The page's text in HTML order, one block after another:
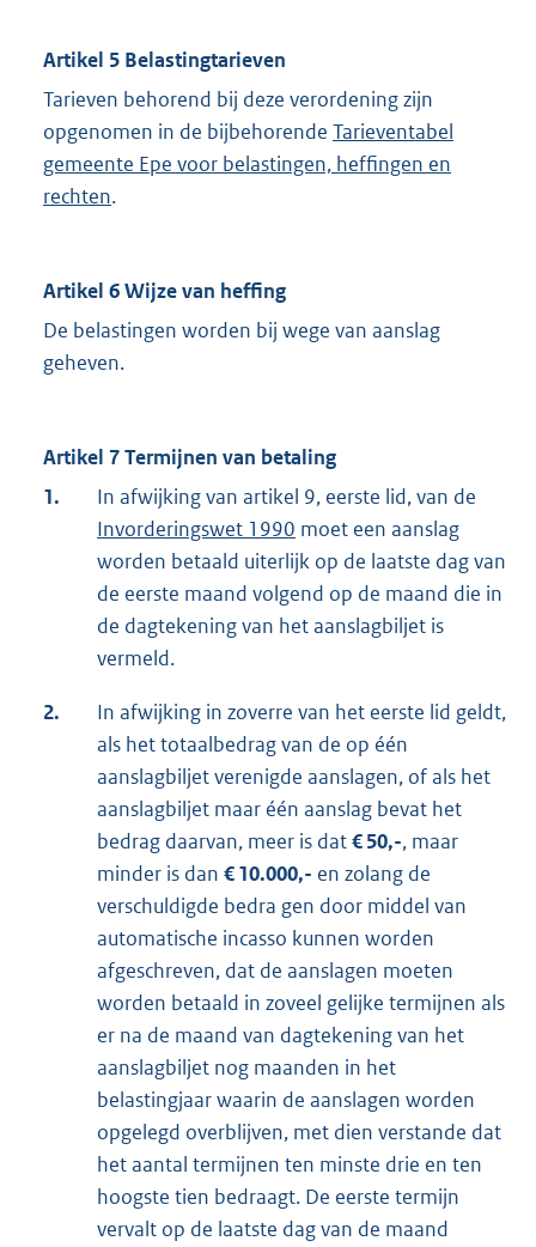
Artikel 5 Belastingtarieven
Tarieven behorend bij deze verordening zijn
opgenomen in de bijbehorende Tarieventabel
gemeente Epe voor belastingen, heffingen en
rechten.
Artikel 6 Wijze van heffing
De belastingen worden bij wege van aanslag
geheven.
Artikel 7 Termijnen van betaling
1.
In afwijking van artikel 9, eerste lid, van de
Invorderingswet 1990 moet een aanslag
worden betaald uiterlijk op de laatste dag van
de eerste maand volgend op de maand die in
de dagtekening van het aanslagbiljet is
vermeld.
2.
In afwijking in zoverre van het eerste lid geldt,
als het totaalbedrag van de op één
aanslagbiljet verenigde aanslagen, of als het
aanslagbiljet maar één aanslag bevat het
bedrag daarvan, meer is dat€ 50,-, maar
minder is dan € 10.000,- en zolang de
verschuldigde bedra gen door middel van
automatische incasso kunnen worden
afgeschreven, dat de aanslagen moeten
worden betaald in zoveel gelijke termijnen als
er na de maand van dagtekening van het
aanslagbiljet nog maanden in het
belastingjaar waarin de aanslagen worden
opgelegd overblijven, met dien verstande dat
het aantal termijnen ten minste drie en ten
hoogste tien bedraagt. De eerste termijn
vervalt op de laatste dag van de maand